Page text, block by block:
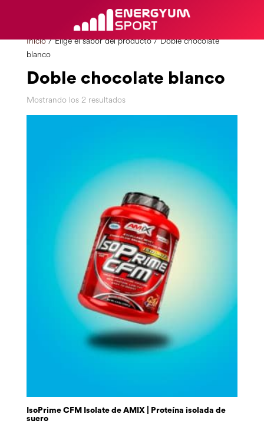
Inicio/ Elige el sabor del producto / Doble chocolate
blanco
Doble chocolate blanco
Mostrando los 2 resultados
IsoPrime CFM Isolate de AMIX | Proteína isolada de
suero